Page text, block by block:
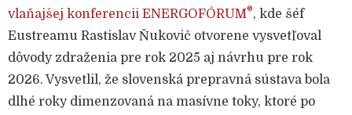
vlaňajšej konferencii ENERGOFÓRUM®, kde šéf
Eustreamu Rastislav Ňukovič otvorene vysvetľoval
dôvody zdraženia pre rok 2025 aj návrhu pre rok
2026. Vysvetlil, že slovenská prepravná sústava bola
dlhé roky dimenzovaná na masívne toky, ktoré po